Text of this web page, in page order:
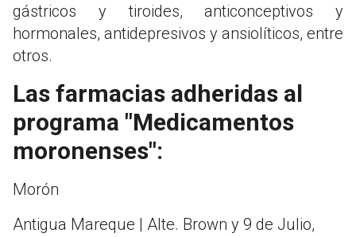
gástricos y tiroides, anticonceptivos y
hormonales, antidepresivos y ansiolíticos, entre
otros.
Las farmacias adheridas al
programa "Medicamentos
moronenses":
Morón
Antigua Mareque | Alte. Brown y 9 de Julio,